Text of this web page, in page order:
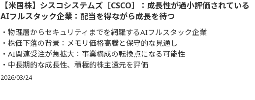
【米国株】シスコシステムズ［CSCO］：成長性が過小評価されている
AIフルスタック企業：配当を得ながら成長を待つ
物理層からセキュリティまでを網羅するAIフルスタック企業
株価下落の背景：メモリ価格高騰と保守的な見通し
AI関連受注が急拡大：事業構成の転換点になる可能性
中長期的な成長性、積極的株主還元を評価
2026/03/24